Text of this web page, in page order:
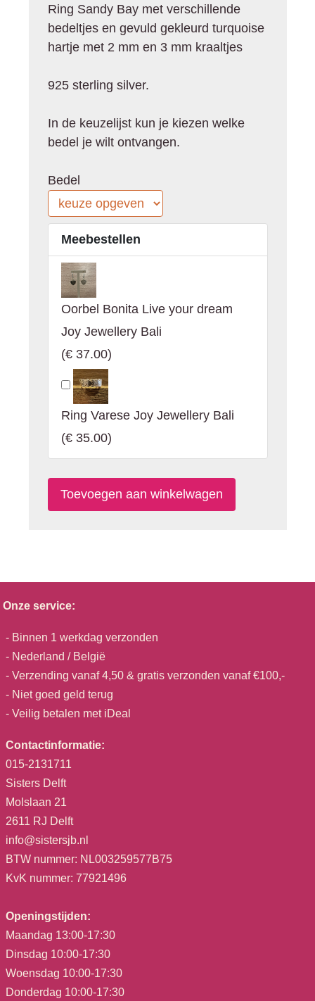
Ring Sandy Bay met verschillende
bedeltjes en gevuld gekleurd turquoise
hartje met 2 mm en 3 mm kraaltjes
925 sterling silver.
In de keuzelijst kun je kiezen welke
bedel je wilt ontvangen.
Bedel
Meebestellen
Oorbel Bonita Live your dream
Joy Jewellery Bali
(€ 37.00)
Ring Varese Joy Jewellery Bali
(€ 35.00)
Onze service:
- Binnen 1 werkdag verzonden
- Nederland / België
- Verzending vanaf 4,50 & gratis verzonden vanaf €100,-
- Niet goed geld terug
- Veilig betalen met iDeal
Contactinformatie:
015-2131711
Sisters Delft
Molslaan 21
2611 RJ Delft
info@sistersjb.nl
BTW nummer: NL003259577B75
KvK nummer: 77921496
Openingstijden:
Maandag 13:00-17:30
Dinsdag 10:00-17:30
Woensdag 10:00-17:30
Donderdag 10:00-17:30